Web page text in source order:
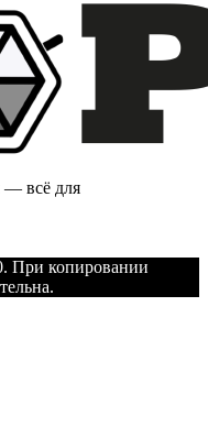
— всё для
При копировании